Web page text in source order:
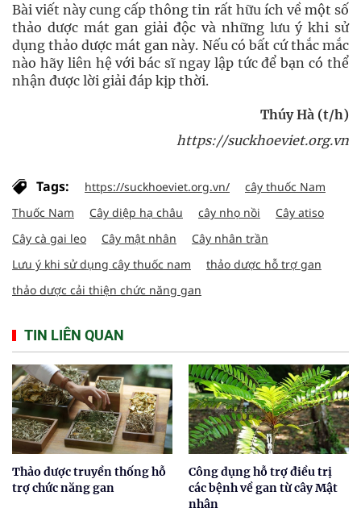
Bài viết này cung cấp thông tin rất hữu ích về một số
thảo dược mát gan giải độc và những lưu ý khi sử
dụng thảo dược mát gan này. Nếu có bất cứ thắc mắc
nào hãy liên hệ với bác sĩ ngay lập tức để bạn có thể
nhận được lời giải đáp kịp thời.
Thúy Hà (t/h)
https://suckhoeviet.org.vn
Tags: https://suckhoeviet.org.vn/
cây thuốc Nam
Thuốc Nam
Cây diệp hạ châu cây nhọ nồi
Cây atiso
Cây cà gai leo
Cây mật nhân
Cây nhân trần
Lưu ý khi sử dụng cây thuốc nam
thảo dược hỗ trợ gan
thảo dược cải thiện chức năng gan
TIN LIÊN QUAN
Thảo dược truyền thống hỗ
trợ chức năng gan
Công dụng hỗ trợ điều trị
các bệnh về gan từ cây Mật
nhân